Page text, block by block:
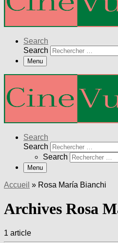
Search
Search
Menu
Search
Search
Search
Menu
Accueil » Rosa María Bianchi
Archives Rosa
1 article